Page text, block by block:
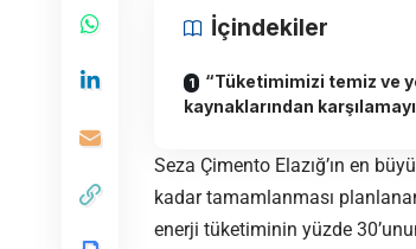
İçindekiler
“Tüketimimizi temiz ve
kaynaklarından
Seza Çimento Elazığ’ın en
kadar tamamlanması
enerji tüketiminin yüzde